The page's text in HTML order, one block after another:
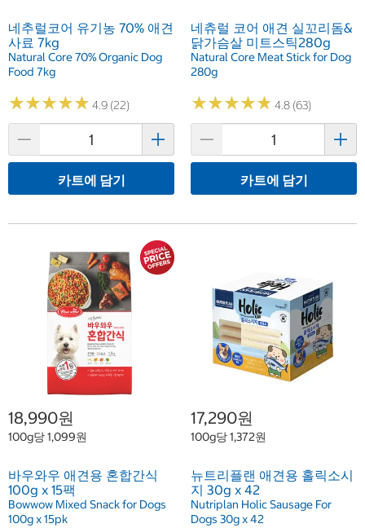
네추럴코어 유기농 70% 애견
사료 7kg
Natural Core 70% Organic Dog
Food 7kg
★★★★★
★★★★★ 4.9 (22)
카트에 담기
네츄럴 코어 애견 실꼬리돔&
닭가슴살 미트스틱280g
Natural Core Meat Stick for Dog
280g
★★★★★
★★★★★ 4.8 (63)
카트에 담기
18,990원
100g당 1,099원
바우와우 애견용 혼합간식
100g x 15팩
Bowwow Mixed Snack for Dogs
100g x 15pk
17,290원
100g당 1,372원
뉴트리플랜 애견용 홀릭소시
지 30g x 42
Nutriplan Holic Sausage For
Dogs 30g x 42